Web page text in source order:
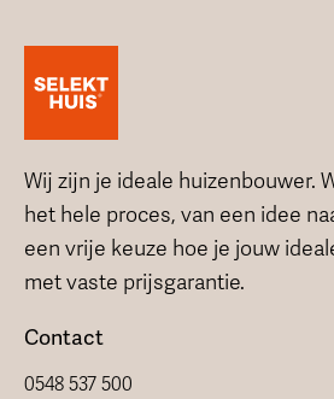
Wij zijn je ideale huizenbouwer.
het hele proces, van een idee
een vrije keuze hoe je jouw
met vaste prijsgarantie.
Contact
0548 537 500